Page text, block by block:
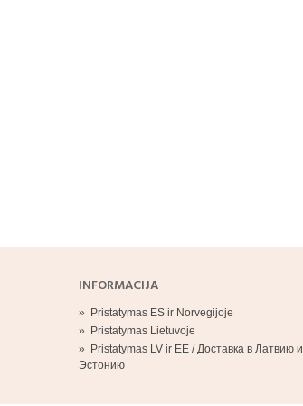
INFORMACIJA
»
Pristatymas ES ir Norvegijoje
»
Pristatymas Lietuvoje
»
Pristatymas LV ir EE / Доставкa в Латвию и
Эстонию